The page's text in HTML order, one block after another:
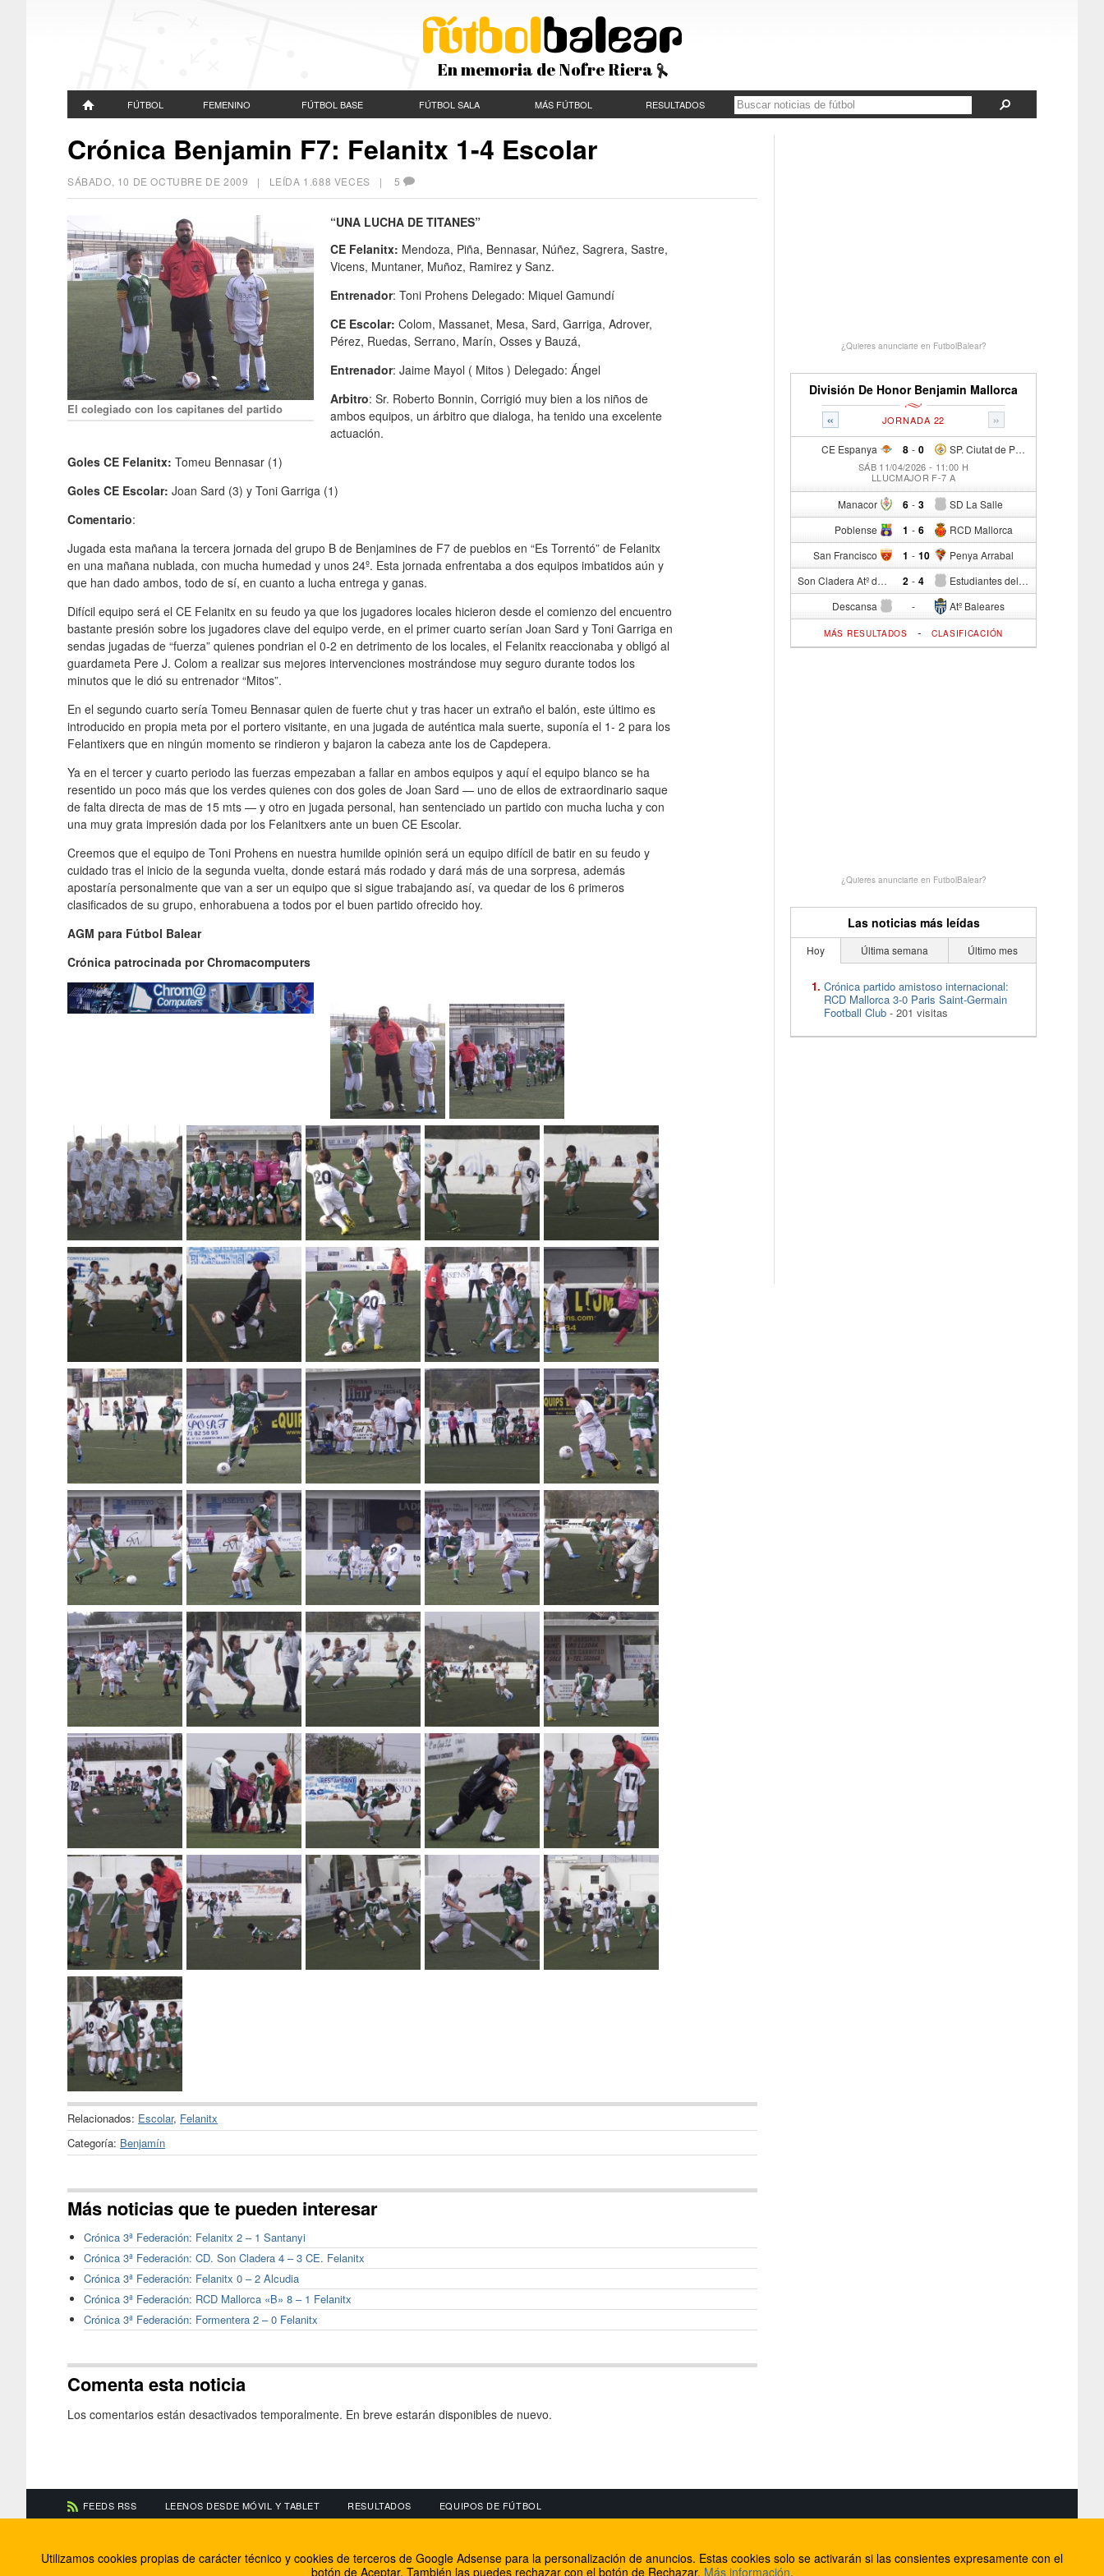
En memoria de Nofre Riera
FÚTBOL FEMENINO FÚTBOL BASE FÚTBOL SALA MÁS FÚTBOL RESULTADOS
Crónica Benjamin F7: Felanitx 1-4 Escolar
SÁBADO, 10 DE OCTUBRE DE 2009 | LEÍDA 1.688 VECES | 5
El colegiado con los capitanes del partido
“UNA LUCHA DE TITANES”
CE Felanitx: Mendoza, Piña, Bennasar, Núñez, Sagrera, Sastre,
Vicens, Muntaner, Muñoz, Ramirez y Sanz.
Entrenador: Toni Prohens Delegado: Miquel Gamundí
CE Escolar: Colom, Massanet, Mesa, Sard, Garriga, Adrover,
Pérez, Ruedas, Serrano, Marín, Osses y Bauzá,
Entrenador: Jaime Mayol ( Mitos ) Delegado: Ángel
Arbitro: Sr. Roberto Bonnin, Corrigió muy bien a los niños de
ambos equipos, un árbitro que dialoga, ha tenido una excelente
actuación.
Goles CE Felanitx: Tomeu Bennasar (1)
Goles CE Escolar: Joan Sard (3) y Toni Garriga (1)
Comentario:
Jugada esta mañana la tercera jornada del grupo B de Benjamines de F7 de pueblos en “Es Torrentó” de Felanitx
en una mañana nublada, con mucha humedad y unos 24º. Esta jornada enfrentaba a dos equipos imbatidos aún y
que han dado ambos, todo de sí, en cuanto a lucha entrega y ganas.
Difícil equipo será el CE Felanitx en su feudo ya que los jugadores locales hicieron desde el comienzo del encuentro
bastante presión sobre los jugadores clave del equipo verde, en el primer cuarto serían Joan Sard y Toni Garriga en
sendas jugadas de “fuerza” quienes pondrian el 0-2 en detrimento de los locales, el Felanitx reaccionaba y obligó al
guardameta Pere J. Colom a realizar sus mejores intervenciones mostrándose muy seguro durante todos los
minutos que le dió su entrenador “Mitos”.
En el segundo cuarto sería Tomeu Bennasar quien de fuerte chut y tras hacer un extraño el balón, este último es
introducido en propia meta por el portero visitante, en una jugada de auténtica mala suerte, suponía el 1- 2 para los
Felantixers que en ningún momento se rindieron y bajaron la cabeza ante los de Capdepera.
Ya en el tercer y cuarto periodo las fuerzas empezaban a fallar en ambos equipos y aquí el equipo blanco se ha
resentido un poco más que los verdes quienes con dos goles de Joan Sard — uno de ellos de extraordinario saque
de falta directa de mas de 15 mts — y otro en jugada personal, han sentenciado un partido con mucha lucha y con
una muy grata impresión dada por los Felanitxers ante un buen CE Escolar.
Creemos que el equipo de Toni Prohens en nuestra humilde opinión será un equipo difícil de batir en su feudo y
cuidado tras el inicio de la segunda vuelta, donde estará más rodado y dará más de una sorpresa, además
apostaría personalmente que van a ser un equipo que si sigue trabajando así, va quedar de los 6 primeros
clasificados de su grupo, enhorabuena a todos por el buen partido ofrecido hoy.
AGM para Fútbol Balear
Crónica patrocinada por Chromacomputers
Relacionados: Escolar, Felanitx
Categoría: Benjamín
Más noticias que te pueden interesar
Crónica 3ª Federación: Felanitx 2 – 1 Santanyi
Crónica 3ª Federación: CD. Son Cladera 4 – 3 CE. Felanitx
Crónica 3ª Federación: Felanitx 0 – 2 Alcudia
Crónica 3ª Federación: RCD Mallorca «B» 8 – 1 Felanitx
Crónica 3ª Federación: Formentera 2 – 0 Felanitx
Comenta esta noticia
Los comentarios están desactivados temporalmente. En breve estarán disponibles de nuevo.
¿Quieres anunciarte en FutbolBalear?
División De Honor Benjamin Mallorca
« »
JORNADA 22
CE Espanya 8 - SP. Ciutat de Palma
0
SÁB 11/04/2026 - 11:00 H
LLUCMAJOR F-7 A
Manacor 6 - SD La Salle
3
Poblense 1 - RCD Mallorca
6
San Francisco 1 - Penya Arrabal
10
Son Cladera Atº del S.c. 2 - Estudiantes del Cide
4
Descansa - Atº Baleares
MÁS RESULTADOS - CLASIFICACIÓN
¿Quieres anunciarte en FutbolBalear?
Las noticias más leídas
Hoy Última semana Último mes
Crónica partido amistoso internacional:
RCD Mallorca 3-0 Paris Saint-Germain
Football Club - 201 visitas
FEEDS RSS LEENOS DESDE MÓVIL Y TABLET RESULTADOS EQUIPOS DE FÚTBOL
Información de contacto
El equipo de FútbolBalear
Facebook
Internet Rural Mallorca
Utilizamos cookies propias de carácter técnico y cookies de terceros de Google Adsense para la personalización de anuncios. Estas cookies solo se activarán si las consientes expresamente con el
botón de Aceptar. También las puedes rechazar con el botón de Rechazar. Más información.